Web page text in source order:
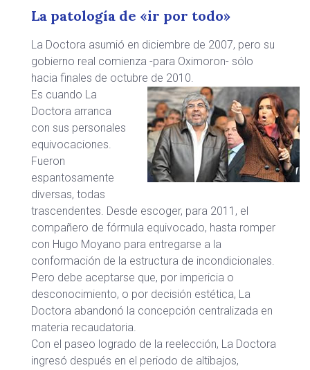
La patología de «ir por todo»
La Doctora asumió en diciembre de 2007, pero su
gobierno real comienza -para Oximoron- sólo
hacia finales de octubre de 2010.
Es cuando La
Doctora arranca
con sus personales
equivocaciones.
Fueron
espantosamente
diversas, todas
trascendentes. Desde escoger, para 2011, el
compañero de fórmula equivocado, hasta romper
con Hugo Moyano para entregarse a la
conformación de la estructura de incondicionales.
Pero debe aceptarse que, por impericia o
desconocimiento, o por decisión estética, La
Doctora abandonó la concepción centralizada en
materia recaudatoria.
Con el paseo logrado de la reelección, La Doctora
ingresó después en el periodo de altibajos,